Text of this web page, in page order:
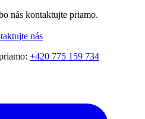
nás kontaktujte priamo.
nás
+420 775 159 734